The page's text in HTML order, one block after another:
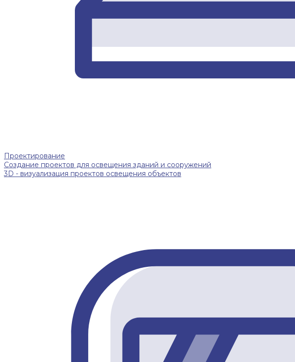
Проектирование
Создание проектов для освещения зданий и сооружений
3D - визуализация проектов освещения объектов